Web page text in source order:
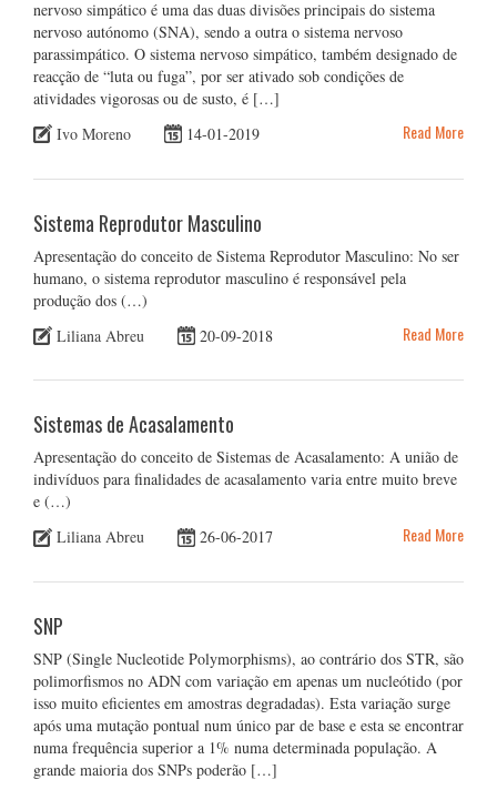
nervoso simpático é uma das duas divisões principais do sistema
nervoso autónomo (SNA), sendo a outra o sistema nervoso
parassimpático. O sistema nervoso simpático, também designado de
reacção de “luta ou fuga”, por ser ativado sob condições de
atividades vigorosas ou de susto, é […]
Ivo Moreno
14-01-2019 Read More
Sistema Reprodutor Masculino
Apresentação do conceito de Sistema Reprodutor Masculino: No ser
humano, o sistema reprodutor masculino é responsável pela
produção dos (…)
Liliana Abreu
20-09-2018 Read More
Sistemas de Acasalamento
Apresentação do conceito de Sistemas de Acasalamento: A união de
indivíduos para finalidades de acasalamento varia entre muito breve
e (…)
Liliana Abreu
26-06-2017 Read More
SNP
SNP (Single Nucleotide Polymorphisms), ao contrário dos STR, são
polimorfismos no ADN com variação em apenas um nucleótido (por
isso muito eficientes em amostras degradadas). Esta variação surge
após uma mutação pontual num único par de base e esta se encontrar
numa frequência superior a 1% numa determinada população. A
grande maioria dos SNPs poderão […]